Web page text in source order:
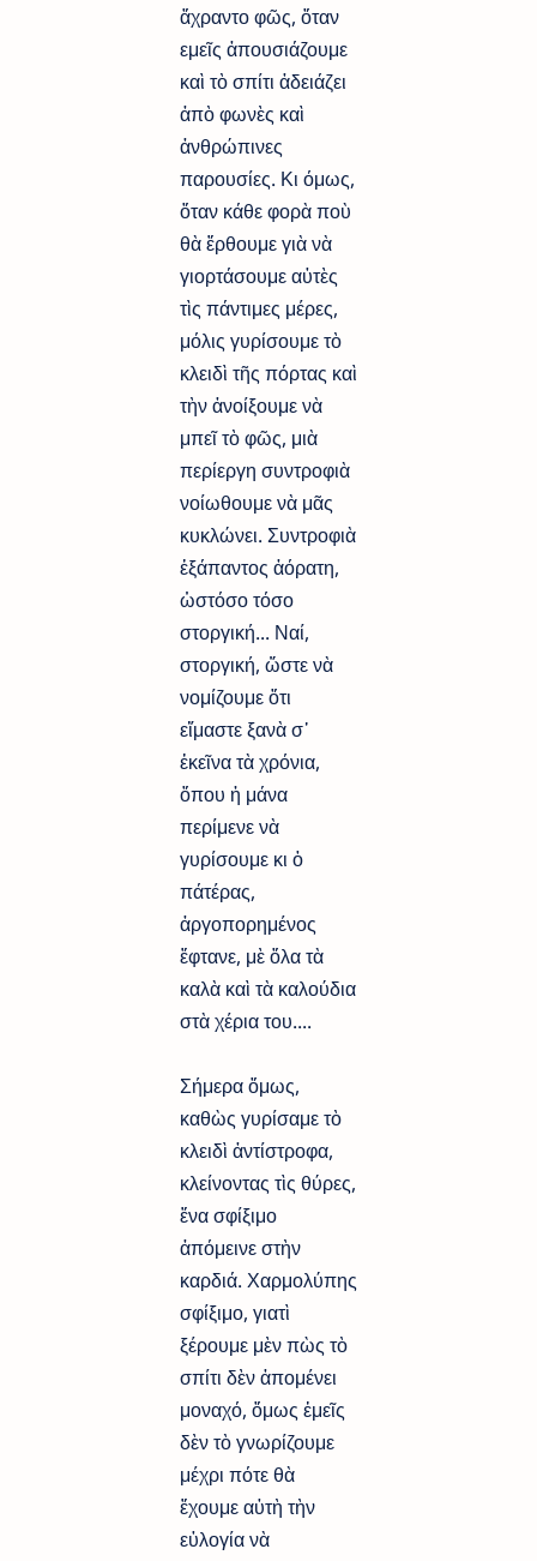
ἄχραντο φῶς, ὅταν
εμεῖς ἀπουσιάζουμε
καὶ τὸ σπίτι ἀδειάζει
ἀπὸ φωνὲς καὶ
ἀνθρώπινες
παρουσίες. Κι όμως,
ὅταν κάθε φορὰ ποὺ
θὰ ἔρθουμε γιὰ νὰ
γιορτάσουμε αὐτὲς
τὶς πάντιμες μέρες,
μόλις γυρίσουμε τὸ
κλειδὶ τῆς πόρτας καὶ
τὴν ἀνοίξουμε νὰ
μπεῖ τὸ φῶς, μιὰ
περίεργη συντροφιὰ
νοίωθουμε νὰ μᾶς
κυκλώνει. Συντροφιὰ
ἐξάπαντος ἀόρατη,
ὡστόσο τόσο
στοργική... Ναί,
στοργική, ὥστε νὰ
νομίζουμε ὅτι
εἴμαστε ξανὰ σ᾿
ἐκεῖνα τὰ χρόνια,
ὅπου ἡ μάνα
περίμενε νὰ
γυρίσουμε κι ὁ
πάτέρας,
ἀργοπορημένος
ἔφτανε, μὲ ὅλα τὰ
καλὰ καὶ τὰ καλούδια
στὰ χέρια του....
Σήμερα ὅμως,
καθὼς γυρίσαμε τὸ
κλειδὶ ἀντίστροφα,
κλείνοντας τὶς θύρες,
ἕνα σφίξιμο
ἀπόμεινε στὴν
καρδιά. Χαρμολύπης
σφίξιμο, γιατὶ
ξέρουμε μὲν πὼς τὸ
σπίτι δὲν ἀπομένει
μοναχό, ὅμως ἐμεῖς
δὲν τὸ γνωρίζουμε
μέχρι πότε θὰ
ἔχουμε αὐτὴ τὴν
εὐλογία νὰ